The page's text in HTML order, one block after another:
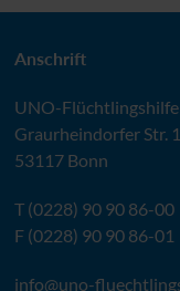
Anschrift
UNO-Flüchtlingshilfe
Graurheindorfer Str.
53117 Bonn
T (0228) 90 90 86-00
F (0228) 90 90 86-01
info@uno-